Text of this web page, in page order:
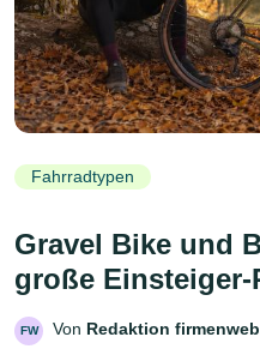
Fahrradtypen
Gravel Bike und
große Einsteiger-
FW Von Redaktion